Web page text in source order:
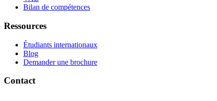
Bilan de compétences
Ressources
Étudiants internationaux
Blog
Demander une brochure
Contact